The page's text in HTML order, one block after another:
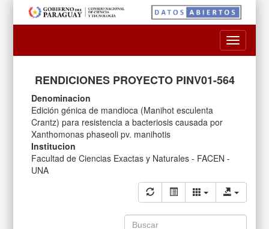
Toggle
RENDICIONES PROYECTO PINV01-564
Denominacion
Edición génica de mandioca (Manihot esculenta
Crantz) para resistencia a bacteriosis causada por
Xanthomonas phaseoli pv. manihotis
Institucion
Facultad de Ciencias Exactas y Naturales - FACEN -
UNA